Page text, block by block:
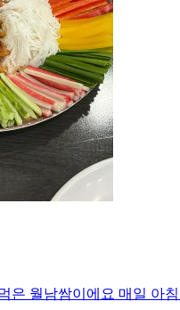
은 월남쌈이에요 매일 아